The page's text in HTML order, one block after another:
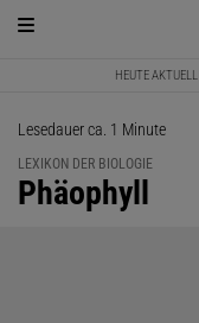
HEUTE AKTUELL
Lesedauer ca. 1 Minute
LEXIKON DER BIOLOGIE
:
Phäophyll